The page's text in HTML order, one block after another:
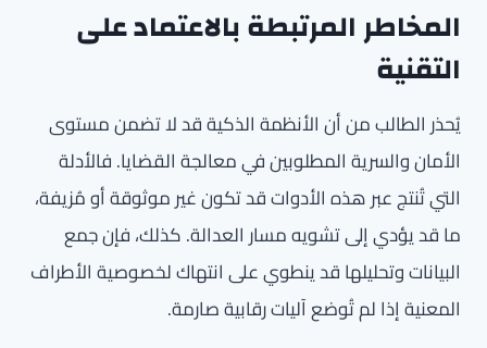
المخاطر المرتبطة بالاعتماد على
التقنية
يُحذر الطالب من أن الأنظمة الذكية قد لا تضمن مستوى
الأمان والسرية المطلوبين في معالجة القضايا. فالأدلة
التي تُنتج عبر هذه الأدوات قد تكون غير موثوقة أو مُزيفة،
ما قد يؤدي إلى تشويه مسار العدالة. كذلك، فإن جمع
البيانات وتحليلها قد ينطوي على انتهاك لخصوصية الأطراف
المعنية إذا لم تُوضع آليات رقابية صارمة.